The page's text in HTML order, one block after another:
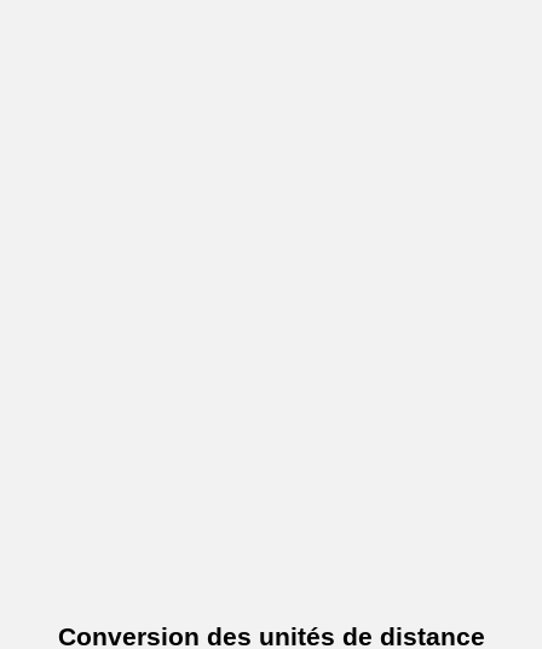
Conversion des unités de distance